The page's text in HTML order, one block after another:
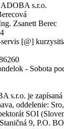
s.r.o.
Zsanett Berec
[@]
- Sobota
s.r.o. je
oddelenie:
SOI
9, P.O.